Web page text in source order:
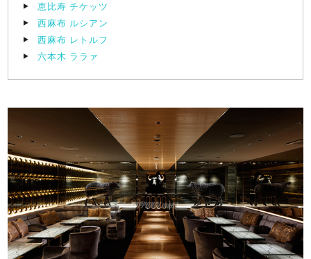
恵比寿 チケッツ
西麻布 ルシアン
西麻布 レトルフ
六本木 ララァ